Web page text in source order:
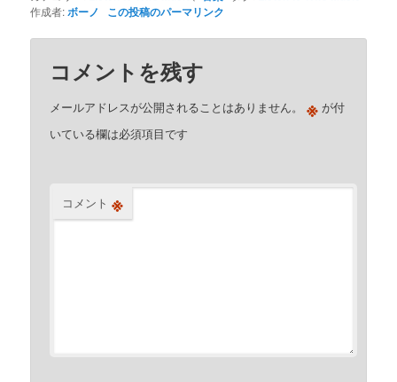
作成者:ボーノ この投稿のパーマリンク
コメントを残す
メールアドレスが公開されることはありません。 ※ が付
いている欄は必須項目です
コメント ※